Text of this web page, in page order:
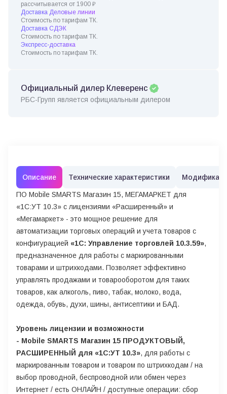
рассчитывается от 1900 ₽
Доставка Деловые линии
Стоимость по тарифам ТК.
Доставка СДЭК
Стоимость по тарифам ТК.
Экспресс-доставка
Стоимость по тарифам ТК.
Официальный дилер Клеверенс
РБС-Групп является официальным дилером
Описание Технические характеристики
ПО Mobile SMARTS Магазин 15, МЕГАМАРКЕТ для
«1С:УТ 10.3» с лицензиями «Расширенный» и
«Мегамаркет» - это мощное решение для
автоматизации торговых операций и учета товаров с
конфигурацией «1С: Управление торговлей 10.3.59»,
предназначенное для работы с маркированными
товарами и штрихкодами. Позволяет эффективно
управлять продажами и товарооборотом для таких
товаров, как алкоголь, пиво, табак, молоко, вода,
одежда, обувь, духи, шины, антисептики и БАД.
Уровень лицензии и возможности
- Mobile SMARTS Магазин 15 ПРОДУКТОВЫЙ,
РАСШИРЕННЫЙ для «1С:УТ 10.3», для работы с
маркированным товаром и товаром по штрихкодам / на
выбор проводной, беспроводной или обмен через
Интернет / есть ОНЛАЙН / доступные операции: сбор